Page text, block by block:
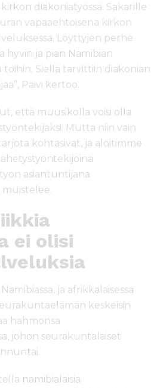
diakoniatyössä. Sakarille
vapaaehtoisena kirkon
Löyttyjen perhe
hyvin ja pian Namibian
Siellä tarvittiin diakonian
Päivi kertoo.
että muusikolla voisi olla
Mutta niin vain
kohtasivat, ja aloitimme
asiantuntijana
ei olisi
ja afrikkalaisessa
keskeisin
hahmonsa
johon seurakuntalaiset
namibialaisia